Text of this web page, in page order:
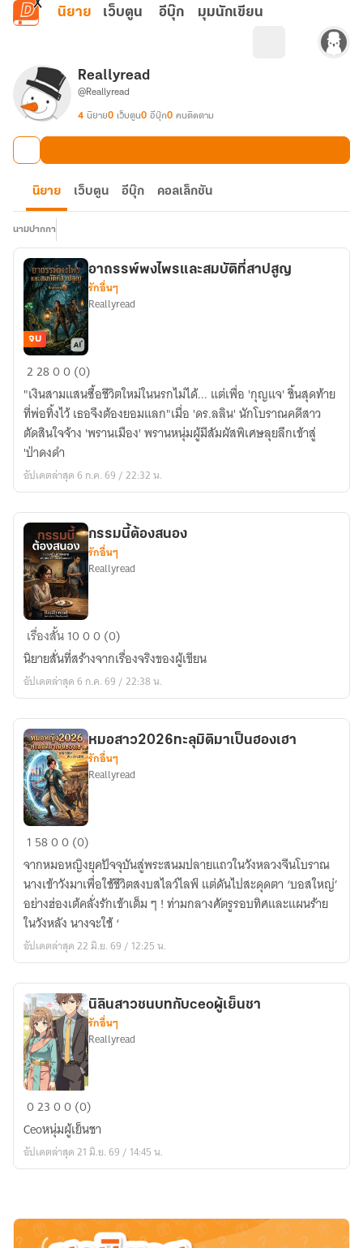
ข้ามไปยังเนื้อหาหลัก
นิยาย เว็บตูน อีบุ๊ก มุมนักเขียน
Reallyread
@Reallyread
4 นิยาย0 เว็บตูน0 อีบุ๊ก0 คนติดตาม
นิยาย เว็บตูน อีบุ๊ก คอลเล็กชัน
นามปากกา
อาถรรพ์
พงไพร
และ
สมบัติ
ที่
สาป
สูญ
จบ
อาถรรพ์พงไพรและสมบัติที่สาปสูญ
รักอื่นๆ
Reallyread
22800 (0)
"เงินสามแสนซื้อชีวิตใหม่ในนรกไม่ได้... แต่เพื่อ 'กุญแจ' ชิ้นสุดท้าย
ที่พ่อทิ้งไว้ เธอจึงต้องยอมแลก"เมื่อ 'ดร.ลลิน' นักโบราณคดีสาว
ตัดสินใจจ้าง 'พรานเมือง' พรานหนุ่มผู้มีสัมผัสพิเศษลุยลึกเข้าสู่
'ป่าดงดำ
อัปเดตล่าสุด 6 ก.ค. 69 / 22:32 น.
กรรม
นี้
ต้อง
สนอง
กรรมนี้ต้องสนอง
รักอื่นๆ
Reallyread
เรื่องสั้น1000 (0)
นิยายสั่นที่สร้างจากเรื่องจริงของผู้เขียน
อัปเดตล่าสุด 6 ก.ค. 69 / 22:38 น.
หมอ
สาว2026ทะลุ
มิติ
มา
เป็น
ฮองเฮา
หมอสาว2026ทะลุมิติมาเป็นฮองเฮา
รักอื่นๆ
Reallyread
1 5800 (0)
จากหมอหญิงยุคปัจจุบันสู่พระสนมปลายแถวในวังหลวงจีนโบราณ
นางเข้าวังมาเพื่อใช้ชีวิตสงบสไลว์ไลฟ์ แต่ดันไปสะดุดตา ‘บอสใหญ่’
อย่างฮ่องเต้คลั่งรักเข้าเต็ม ๆ ! ท่ามกลางศัตรูรอบทิศและแผนร้าย
ในวังหลัง นางจะใช้ ‘
อัปเดตล่าสุด 22 มิ.ย. 69 / 12:25 น.
นิ
สาว
ชนบท
ชา
นิลินสาวชนบทกับceoผู้เย็นชา
รักอื่นๆ
Reallyread
02300 (0)
Ceoหนุ่มผู้เย็นชา
อัปเดตล่าสุด 21 มิ.ย. 69 / 14:45 น.